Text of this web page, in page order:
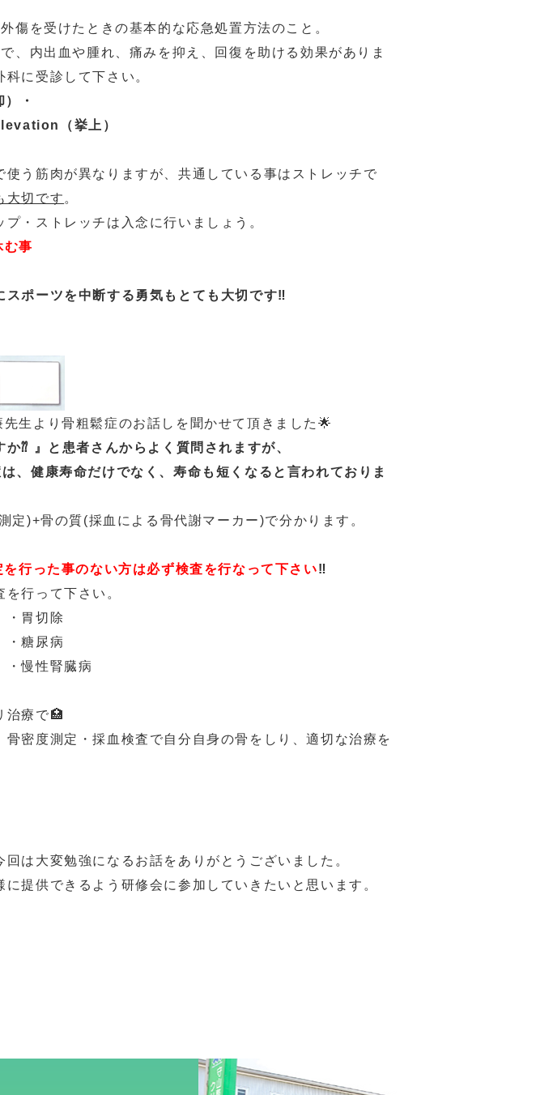
傷を受けたときの基本的な応急処置方法のこと。
、内出血や腫れ、痛みを抑え、回復を助ける効果がありま
科に受診して下さい。
）・
（挙上）
使う筋肉が異なりますが、共通している事はストレッチで
大切です 。
・ストレッチは入念に行いましょう。
む事
スポーツを中断する勇気もとても大切です‼️
生より骨粗鬆症のお話しを聞かせて頂きました🌟
か⁇
』と患者さんからよく質問されますが、
、健康寿命だけでなく、寿命も短くなると言われておりま
定)+骨の質(採血による骨代謝マーカー)で分かります。
を行った事のない方は必ず検査を行なって下さい‼️
行って下さい。
・胃切除
糖尿病
慢性腎臓病
治療で🏥
密度測定・採血検査で自分自身の骨をしり、適切な治療を
回は 大変勉強になるお話をありがとうございました。
提供できるよう研修会に参加していきたいと思います。